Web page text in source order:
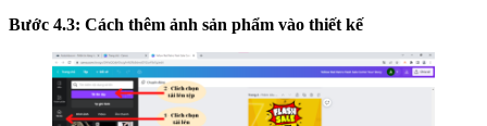
Bước 4.3: Cách thêm ảnh sản phẩm vào thiết kế